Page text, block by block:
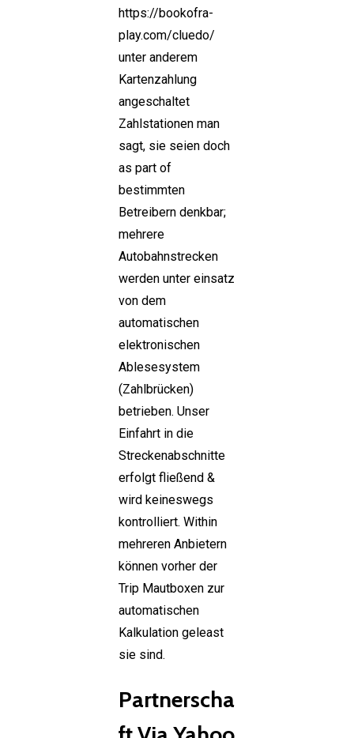
https://bookofra-
play.com/cluedo/
unter anderem
Kartenzahlung
angeschaltet
Zahlstationen man
sagt, sie seien doch
as part of
bestimmten
Betreibern denkbar;
mehrere
Autobahnstrecken
werden unter einsatz
von dem
automatischen
elektronischen
Ablesesystem
(Zahlbrücken)
betrieben. Unser
Einfahrt in die
Streckenabschnitte
erfolgt fließend &
wird keineswegs
kontrolliert. Within
mehreren Anbietern
können vorher der
Trip Mautboxen zur
automatischen
Kalkulation geleast
sie sind.
Partnerscha